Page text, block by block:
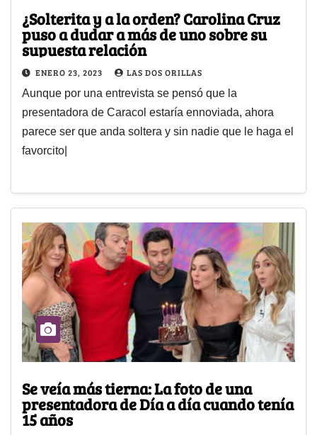
¿Solterita y a la orden? Carolina Cruz
puso a dudar a más de uno sobre su
supuesta relación
ENERO 23, 2023 LAS DOS ORILLAS
Aunque por una entrevista se pensó que la
presentadora de Caracol estaría ennoviada, ahora
parece ser que anda soltera y sin nadie que le haga el
favorcito|
Se veía más tierna: La foto de una
presentadora de Día a día cuando tenía
15 años